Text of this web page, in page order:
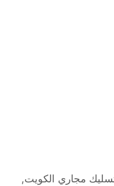
مجاري الكويت,